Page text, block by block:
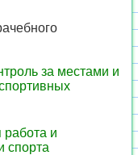
за местами и
работа и
спорта